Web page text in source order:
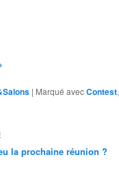
| Marqué avecContest,
la prochaine réunion ?